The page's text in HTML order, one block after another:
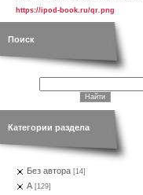
https://ipod-book.ru/qr.png
Поиск
Категории раздела
Без автора [14]
А [129]